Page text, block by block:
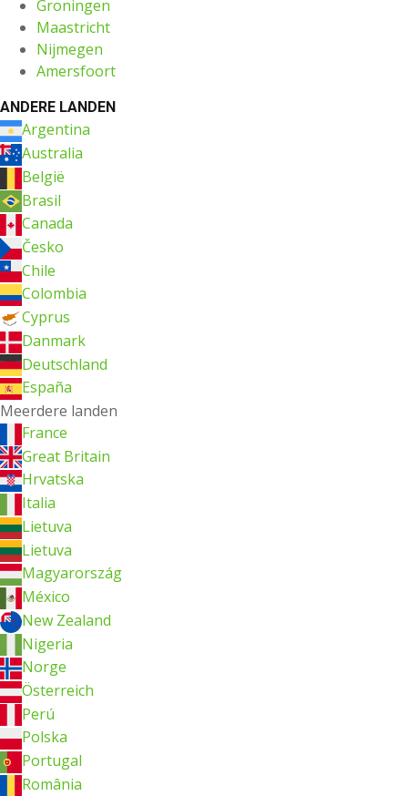
Groningen
Maastricht
Nijmegen
Amersfoort
ANDERE LANDEN
Argentina
Australia
België
Brasil
Canada
Česko
Chile
Colombia
Cyprus
Danmark
Deutschland
España
Meerdere landen
France
Great Britain
Hrvatska
Italia
Lietuva
Lietuva
Magyarország
México
New Zealand
Nigeria
Norge
Österreich
Perú
Polska
Portugal
România